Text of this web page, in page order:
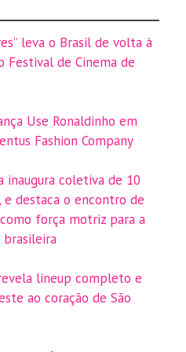
leva o Brasil de volta à
de Cinema de
Use Ronaldinho em
Fashion Company
inaugura coletiva de 10
e destaca o encontro de
força motriz para a
lineup completo e
ao coração de São